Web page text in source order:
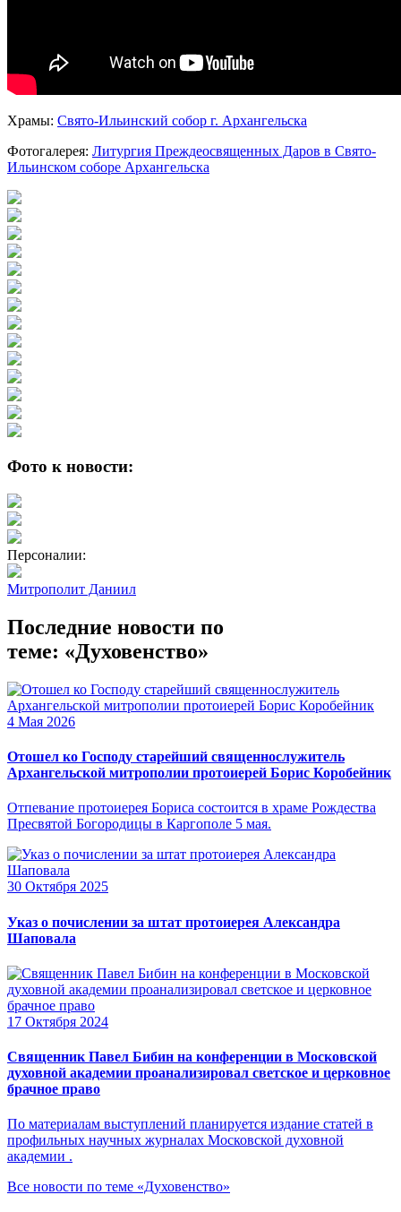
Храмы: Свято-Ильинский cобор г. Архангельска
Фотогалерея: Литургия Преждеосвященных Даров в Свято-
Ильинском соборе Архангельска
Фото к новости:
Персоналии:
Митрополит Даниил
Последние новости по
теме: «Духовенство»
4 Мая 2026
Отошел ко Господу старейший священнослужитель
Архангельской митрополии протоиерей Борис Коробейник
Отпевание протоиерея Бориса состоится в храме Рождества
Пресвятой Богородицы в Каргополе 5 мая.
30 Октября 2025
Указ о почислении за штат протоиерея Александра
Шаповала
17 Октября 2024
Священник Павел Бибин на конференции в Московской
духовной академии проанализировал светское и церковное
брачное право
По материалам выступлений планируется издание статей в
профильных научных журналах Московской духовной
академии .
Все новости по теме «Духовенство»